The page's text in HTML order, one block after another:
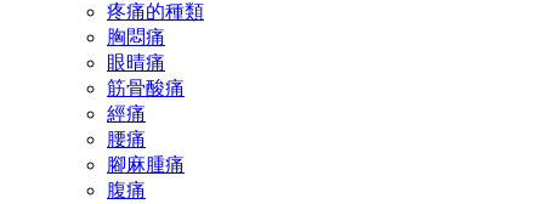
疼痛的種類
胸悶痛
眼晴痛
筋骨酸痛
經痛
腰痛
腳麻腫痛
腹痛